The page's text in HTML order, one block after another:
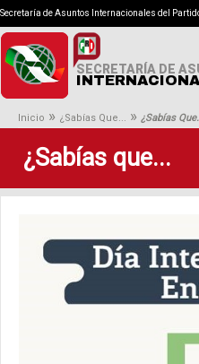
Secretaría de Asuntos Internacionales del
SECRETARÍA DE
Inicio » ¿Sabías Que... » ¿Sabías
¿Sabías que...